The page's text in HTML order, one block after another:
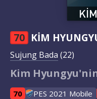
70 KIM
Sujung Bada (22)
Kim
70 PES 2021 Mobile